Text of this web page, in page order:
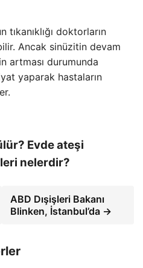
tıkanıklığı doktorların
Ancak sinüzitin devam
artması durumunda
yaparak hastaların
Evde ateşi
nelerdir?
ABD Dışişleri Bakanı
Blinken, İstanbul’da →